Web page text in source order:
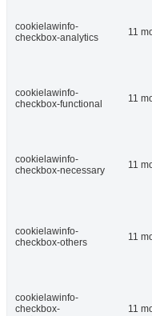
cookielawinfo-
checkbox-analytics
11
cookielawinfo-
checkbox-functional
11
cookielawinfo-
checkbox-necessary
11
cookielawinfo-
checkbox-others
11
cookielawinfo-
checkbox-
11